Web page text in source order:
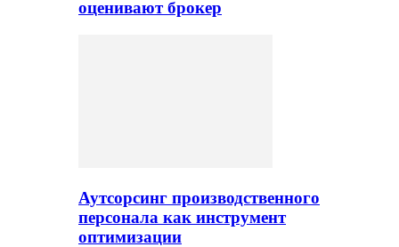
оценивают брокер
Аутсорсинг производственного
персонала как инструмент
оптимизации